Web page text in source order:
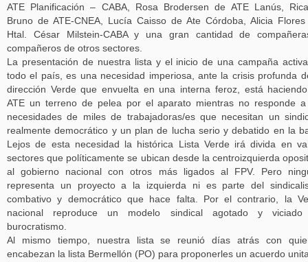
ATE Planificación – CABA, Rosa Brodersen de ATE Lanús,
Bruno de ATE-CNEA, Lucía Caisso de Ate Córdoba, Alicia
Htal. César Milstein-CABA y una gran cantidad de
compañeros de otros sectores.
La presentación de nuestra lista y el inicio de una campaña
todo el país, es una necesidad imperiosa, ante la crisis profunda
dirección Verde que envuelta en una interna feroz, está
ATE un terreno de pelea por el aparato mientras no responde
necesidades de miles de trabajadoras/es que necesitan un
realmente democrático y un plan de lucha serio y debatido en la
Lejos de esta necesidad la histórica Lista Verde irá divida en
sectores que políticamente se ubican desde la centroizquierda
al gobierno nacional con otros más ligados al FPV. Pero
representa un proyecto a la izquierda ni es parte del
combativo y democrático que hace falta. Por el contrario, la
nacional reproduce un modelo sindical agotado y
burocratismo.
Al mismo tiempo, nuestra lista se reunió días atrás con
encabezan la lista Bermellón (PO) para proponerles un acuerdo